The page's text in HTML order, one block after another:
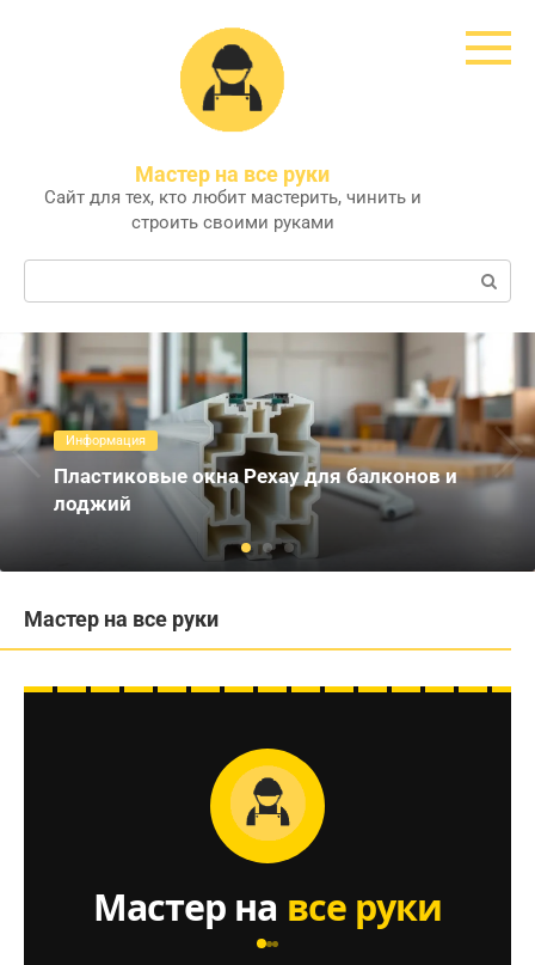
Мастер на все руки
Сайт для тех, кто любит мастерить, чинить и
строить своими руками
Поиск:
Информация
Пластиковые окна Рехау для балконов и
лоджий
Мастер на все руки
Мастер на все руки